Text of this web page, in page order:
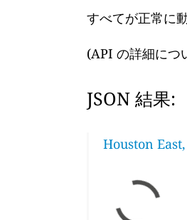
すべてが正常に
(API の詳細につ
JSON 結果:
Houston